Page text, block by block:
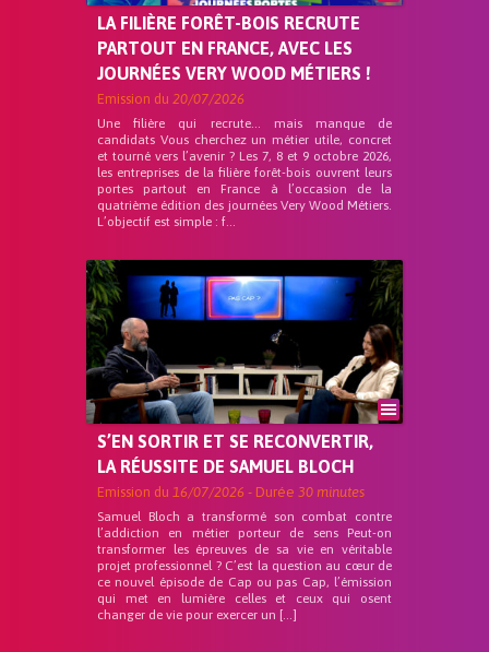
LA FILIÈRE FORÊT-BOIS RECRUTE
PARTOUT EN FRANCE, AVEC LES
JOURNÉES VERY WOOD MÉTIERS !
Emission du 20/07/2026
Une filière qui recrute… mais manque de
candidats Vous cherchez un métier utile, concret
et tourné vers l’avenir ? Les 7, 8 et 9 octobre 2026,
les entreprises de la filière forêt-bois ouvrent leurs
portes partout en France à l’occasion de la
quatrième édition des journées Very Wood Métiers.
L’objectif est simple : f...
S’EN SORTIR ET SE RECONVERTIR,
LA RÉUSSITE DE SAMUEL BLOCH
Emission du 16/07/2026 - Durée 30 minutes
Samuel Bloch a transformé son combat contre
l’addiction en métier porteur de sens Peut-on
transformer les épreuves de sa vie en véritable
projet professionnel ? C’est la question au cœur de
ce nouvel épisode de Cap ou pas Cap, l’émission
qui met en lumière celles et ceux qui osent
changer de vie pour exercer un […]